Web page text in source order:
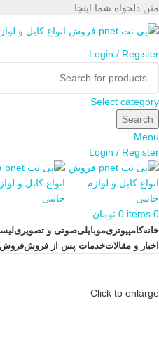
متن دلخواه شما اینجا ...
Login / Register
Select category
Search
Menu
Login / Register
0
items
0 تومان
خانهکامپیوتریموبایلیصوتی و تصویری
اخبار و مقالاتخدمات پس از فروشفروش
Click to enlarge